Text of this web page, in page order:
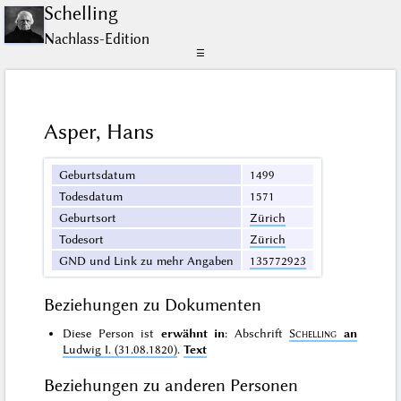
Schelling
Nachlass-Edition
☰
Asper, Hans
Geburtsdatum
1499
Todesdatum
1571
Geburtsort
Zürich
Todesort
Zürich
GND und Link zu mehr Angaben
135772923
Beziehungen zu Dokumenten
Diese Person ist erwähnt in: AbschriftSchelling an
Ludwig I. (31.08.1820).Text
Beziehungen zu anderen Personen